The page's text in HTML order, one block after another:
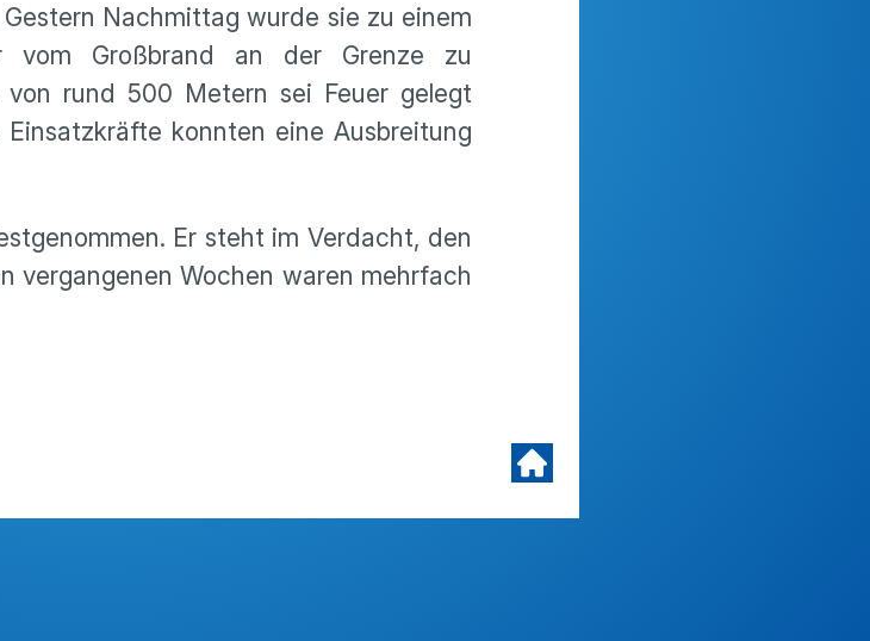
Nachmittag wurde sie zu einem
vom Großbrand an der Grenze zu
rund 500 Metern sei Feuer gelegt
konnten eine Ausbreitung
Er steht im Verdacht, den
vergangenen Wochen waren mehrfach